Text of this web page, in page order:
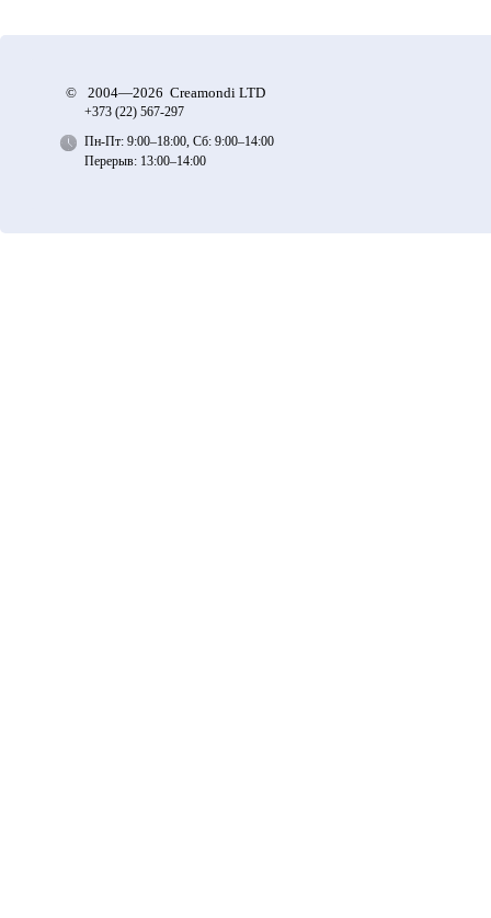
© 2004—2026 Creamondi LTD
+373 (22) 567-297
Пн-Пт: 9:00–18:00, Сб: 9:00–14:00
Перерыв: 13:00–14:00